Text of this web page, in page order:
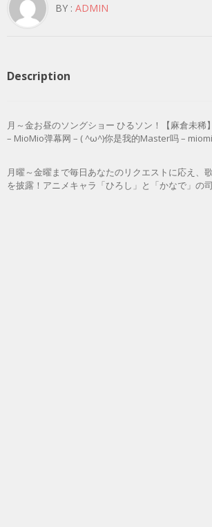
BY : ADMIN
Description
月～金お昼のソングショー ひるソン！【麻倉未稀
– MioMio弹幕网 – ( ^ω^)你是我的Master吗 –
月曜～金曜まで毎日あなたのリクエストに応え、
を披露！アニメキャラ「ひろし」と「かなで」の